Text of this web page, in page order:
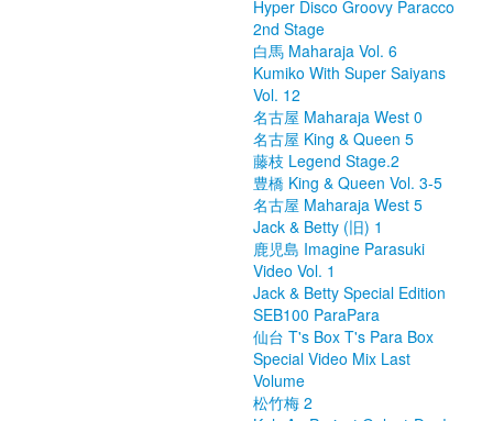
Hyper Disco Groovy Paracco
2nd Stage
白馬 Maharaja Vol. 6
Kumiko With Super Saiyans
Vol. 12
名古屋 Maharaja West 0
名古屋 King & Queen 5
藤枝 Legend Stage.2
豊橋 King & Queen Vol. 3-5
名古屋 Maharaja West 5
Jack & Betty (旧) 1
鹿児島 Imagine Parasuki
Video Vol. 1
Jack & Betty Special Edition
SEB100 ParaPara
仙台 T's Box T's Para Box
Special Video Mix Last
Volume
松竹梅 2